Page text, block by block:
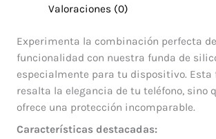
Valoraciones (0)
Experimenta la combinación perfecta
funcionalidad con nuestra funda de
especialmente para tu dispositivo. Esta
resalta la elegancia de tu teléfono, sino
ofrece una protección incomparable.
Características destacadas: